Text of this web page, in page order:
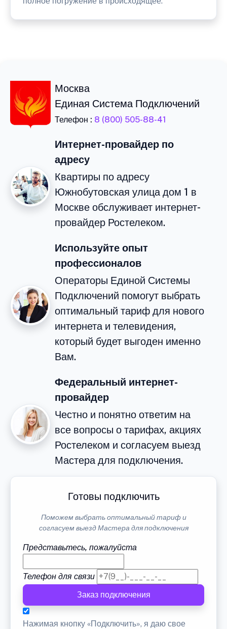
Москва
Единая Система Подключений
Телефон : 8 (800) 505-88-41
Интернет-провайдер по
адресу
Квартиры по адресу
Южнобутовская улица дом 1 в
Москве обслуживает интернет-
провайдер Ростелеком.
Используйте опыт
профессионалов
Операторы Единой Системы
Подключений помогут выбрать
оптимальный тариф для нового
интернета и телевидения,
который будет выгоден именно
Вам.
Федеральный интернет-
провайдер
Честно и понятно ответим на
все вопросы о тарифах, акциях
Ростелеком и согласуем выезд
Мастера для подключения.
Готовы подключить
Поможем выбрать оптимальный тариф и
согласуем выезд Мастера для подключения
Представьтесь, пожалуйста
Телефон для связи
Заказ подключения
Нажимая кнопку «Подключить», я даю свое